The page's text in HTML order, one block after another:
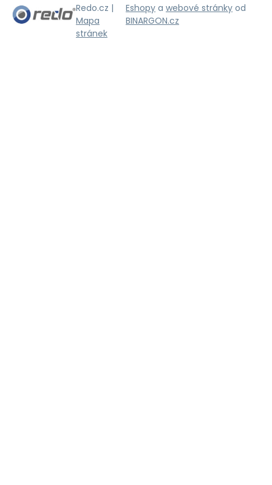
Redo.cz |
Mapa
stránek
Eshopy a webové stránky od
BINARGON.cz